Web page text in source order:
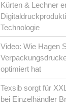
Kürten & Lechner
Technologie
Video: Wie Hagen
optimiert hat
Texsib sorgt für
bei Einzelhändler